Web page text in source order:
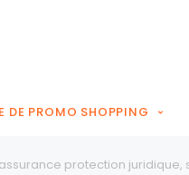
DE PROMO SHOPPING
protection juridique,